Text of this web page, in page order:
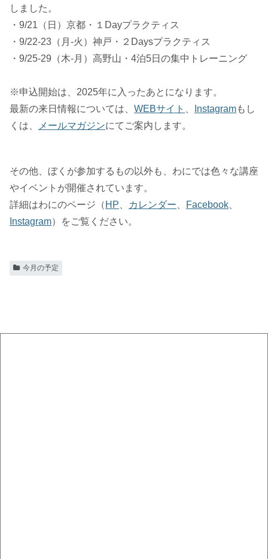
しました。
・9/21（日）京都・１Dayプラクティス
・9/22-23（月-火）神戸・２Daysプラクティス
・9/25-29（木-月）高野山・4泊5日の集中トレーニング
※申込開始は、2025年に入ったあとになります。
最新の来日情報については、 WEBサイト 、 Instagramもし
くは、
メールマガジンにてご案内します。
その他、ぼくが参加するもの以外も、わにでは色々な講座
やイベントが開催されています。
詳細はわにのページ（ HP、 カレンダー、 Facebook、
Instagram）をご覧ください。
今月の予定